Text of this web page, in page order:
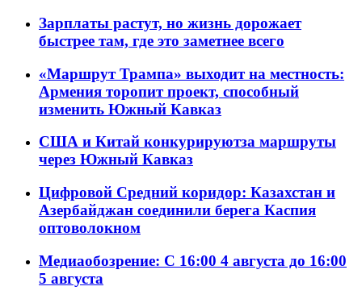
Зарплаты растут, но жизнь дорожает
быстрее там, где это заметнее всего
«Маршрут Трампа» выходит на местность:
Армения торопит проект, способный
изменить Южный Кавказ
США и Китай конкурируютза маршруты
через Южный Кавказ
Цифровой Средний коридор: Казахстан и
Азербайджан соединили берега Каспия
оптоволокном
Медиаобозрение: С 16:00 4 августа до 16:00
5 августа